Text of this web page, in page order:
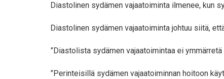
Diastolinen sydämen vajaatoiminta ilmenee, kun
Diastolinen sydämen vajaatoiminta johtuu siitä,
”Diastolista sydämen vajaatoimintaa ei
”Perinteisillä sydämen vajaatoiminnan hoitoon